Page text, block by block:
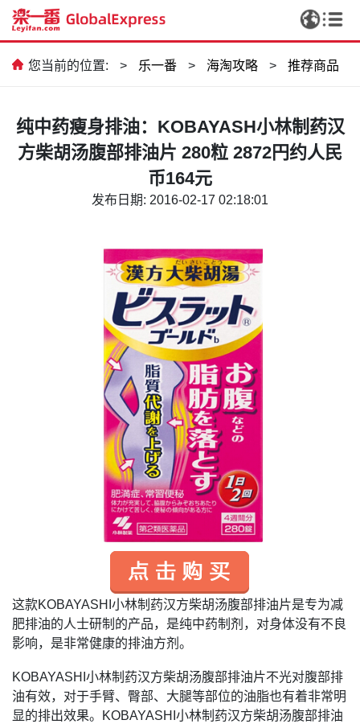
您当前的位置: > 乐一番 > 海淘攻略 > 推荐商品
纯中药瘦身排油：KOBAYASH小林制药汉
方柴胡汤腹部排油片 280粒 2872円约人民
币164元
发布日期: 2016-02-17 02:18:01
这款KOBAYASHI 小林制药汉方柴胡汤腹部排油片是专为减
肥排油的人士研制的产品，是纯中药制剂，对身体没有不良
影响，是非常健康的排油方剂。
KOBAYASHI 小林制药汉方柴胡汤腹部排油片不光对腹部排
油有效，对于手臂、臀部、大腿等部位的油脂也有着非常明
显的排出效果。
KOBAYASHI 小林制药汉方柴胡汤腹部排油